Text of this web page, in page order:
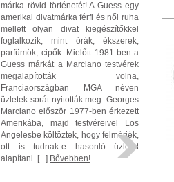
márka rövid történetét! A Guess egy
amerikai divatmárka férfi és női ruha
mellett olyan divat kiegészítőkkel
foglalkozik, mint órák, ékszerek,
parfümök, cipők. Mielőtt 1981-ben a
Guess márkát a Marciano testvérek
megalapították volna,
Franciaországban MGA néven
üzletek sorát nyitották meg. Georges
Marciano először 1977-ben érkezett
Amerikába, majd testvéreivel Los
Angelesbe költöztek, hogy felmérjék,
ott is tudnak-e hasonló üzletet
alapítani. [...] Bővebben!